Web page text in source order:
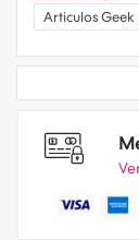
Articulos Geek